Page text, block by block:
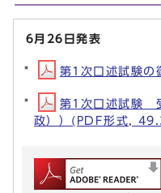
6月26日発表
第1次口述試験
第1次口述試験
政））(PDF形式,